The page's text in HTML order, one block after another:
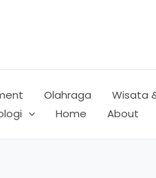
Olahraga Wisata
Home About